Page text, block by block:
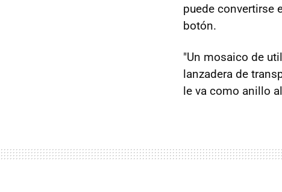
puede convertirse
botón.
"Un mosaico de
lanzadera de
le va como anillo